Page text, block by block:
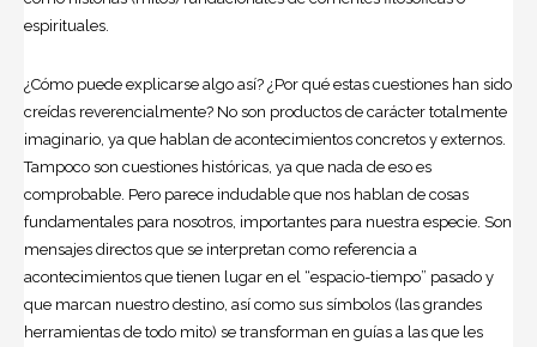
espirituales.
¿Cómo puede explicarse algo así? ¿Por qué estas cuestiones han sido
creídas reverencialmente? No son productos de carácter totalmente
imaginario, ya que hablan de acontecimientos concretos y externos.
Tampoco son cuestiones históricas, ya que nada de eso es
comprobable. Pero parece indudable que nos hablan de cosas
fundamentales para nosotros, importantes para nuestra especie. Son
mensajes directos que se interpretan como referencia a
acontecimientos que tienen lugar en el “espacio-tiempo” pasado y
que marcan nuestro destino, así como sus símbolos (las grandes
herramientas de todo mito) se transforman en guías a las que les